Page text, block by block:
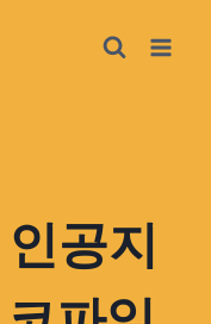
공지